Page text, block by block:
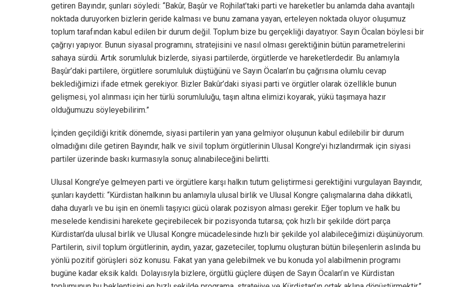
getiren Bayındır, şunları söyledi: “Bakûr, Başûr ve Rojhilat’taki parti ve hareketler bu anlamda daha avantajlı
noktada duruyorken bizlerin geride kalması ve bunu zamana yayan, erteleyen noktada oluyor oluşumuz
toplum tarafından kabul edilen bir durum değil. Toplum bize bu gerçekliği dayatıyor. Sayın Öcalan böylesi bir
çağrıyı yapıyor. Bunun siyasal programını, stratejisini ve nasıl olması gerektiğinin bütün parametrelerini
sahaya sürdü. Artık sorumluluk bizlerde, siyasi partilerde, örgütlerde ve hareketlerdedir. Bu anlamıyla
Başûr’daki partilere, örgütlere sorumluluk düştüğünü ve Sayın Öcalan’ın bu çağrısına olumlu cevap
beklediğimizi ifade etmek gerekiyor. Bizler Bakûr’daki siyasi parti ve örgütler olarak özellikle bunun
gelişmesi, yol alınması için her türlü sorumluluğu, taşın altına elimizi koyarak, yükü taşımaya hazır
olduğumuzu söyleyebilirim.”
İçinden geçildiği kritik dönemde, siyasi partilerin yan yana gelmiyor oluşunun kabul edilebilir bir durum
olmadığını dile getiren Bayındır, halk ve sivil toplum örgütlerinin Ulusal Kongre’yi hızlandırmak için siyasi
partiler üzerinde baskı kurmasıyla sonuç alınabileceğini belirtti.
Ulusal Kongre’ye gelmeyen parti ve örgütlere karşı halkın tutum geliştirmesi gerektiğini vurgulayan Bayındır,
şunları kaydetti: “Kürdistan halkının bu anlamıyla ulusal birlik ve Ulusal Kongre çalışmalarına daha dikkatli,
daha duyarlı ve bu işin en önemli taşıyıcı gücü olarak pozisyon alması gerekir. Eğer toplum ve halk bu
meselede kendisini harekete geçirebilecek bir pozisyonda tutarsa; çok hızlı bir şekilde dört parça
Kürdistan’da ulusal birlik ve Ulusal Kongre mücadelesinde hızlı bir şekilde yol alabileceğimizi düşünüyorum.
Partilerin, sivil toplum örgütlerinin, aydın, yazar, gazeteciler, toplumu oluşturan bütün bileşenlerin aslında bu
yönlü pozitif görüşleri söz konusu. Fakat yan yana gelebilmek ve bu konuda yol alabilmenin programı
bugüne kadar eksik kaldı. Dolayısıyla bizlere, örgütlü güçlere düşen de Sayın Öcalan’ın ve Kürdistan